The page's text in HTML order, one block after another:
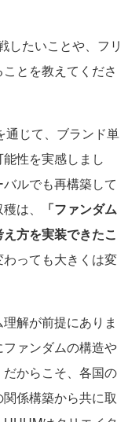
したいことや、フリ
とを教えてくださ
通じて、ブランド単
性を実感しまし
ルでも再構築して
は、
「ファンダム
方を実装できたこ
っても大きくは変
解が前提にありま
ァンダムの構造や
からこそ、各国の
係構築から共に取